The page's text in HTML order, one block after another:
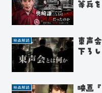
等兵
映画解読
東声
下ろ
映画解読
映画